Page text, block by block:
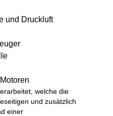
und Druckluft
welche die
und zusätzlich
einer